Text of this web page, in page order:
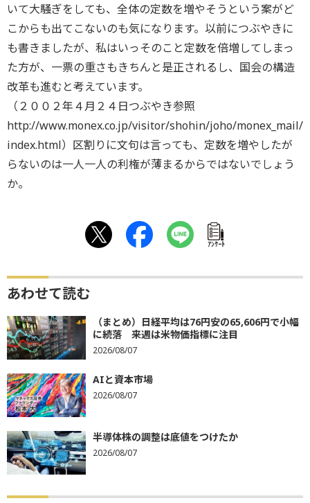
いて大騒ぎをしても、全体の定数を増やそうという案がど
こからも出てこないのも気になります。以前につぶやきに
も書きましたが、私はいっそのこと定数を倍増してしまっ
た方が、一票の重さもきちんと是正されるし、国会の構造
改革も進むと考えています。
（２００２年４月２４日つぶやき参照
http://www.monex.co.jp/visitor/shohin/joho/monex_mail/
index.html）区割りに文句は言っても、定数を増やしたが
らないのは一人一人の利権が薄まるからではないでしょう
か。
ｱﾝｹｰﾄ
あわせて読む
（まとめ）日経平均は76円安の65,606円で小幅
に続落 来週は米物価指標に注目
2026/08/07
AIと資本市場
2026/08/07
半導体株の調整は底値をつけたか
2026/08/07